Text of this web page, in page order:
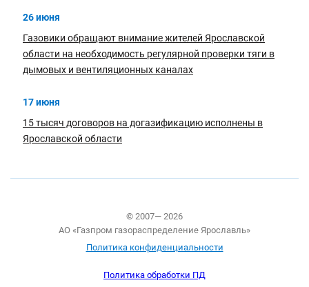
26 июня
Газовики обращают внимание жителей Ярославской
области на необходимость регулярной проверки тяги в
дымовых и вентиляционных каналах
17 июня
15 тысяч договоров на догазификацию исполнены в
Ярославской области
© 2007— 2026
АО «Газпром газораспределение Ярославль»
Политика конфиденциальности
Политика обработки ПД